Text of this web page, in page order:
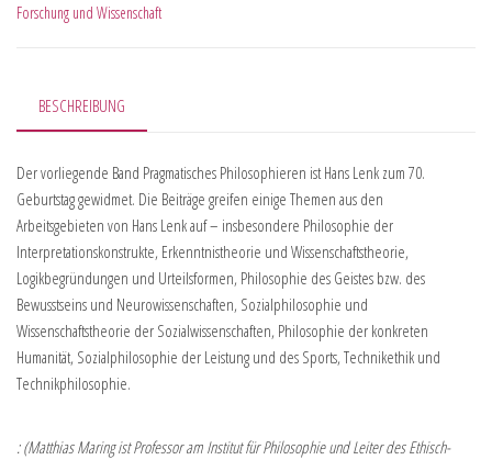
Forschung und Wissenschaft
BESCHREIBUNG
Der vorliegende Band Pragmatisches Philosophieren ist Hans Lenk zum 70.
Geburtstag gewidmet. Die Beiträge greifen einige Themen aus den
Arbeitsgebieten von Hans Lenk auf – insbesondere Philosophie der
Interpretationskonstrukte, Erkenntnistheorie und Wissenschaftstheorie,
Logikbegründungen und Urteilsformen, Philosophie des Geistes bzw. des
Bewusstseins und Neurowissenschaften, Sozialphilosophie und
Wissenschaftstheorie der Sozialwissenschaften, Philosophie der konkreten
Humanität, Sozialphilosophie der Leistung und des Sports, Technikethik und
Technikphilosophie.
: (Matthias Maring ist Professor am Institut für Philosophie und Leiter des Ethisch-